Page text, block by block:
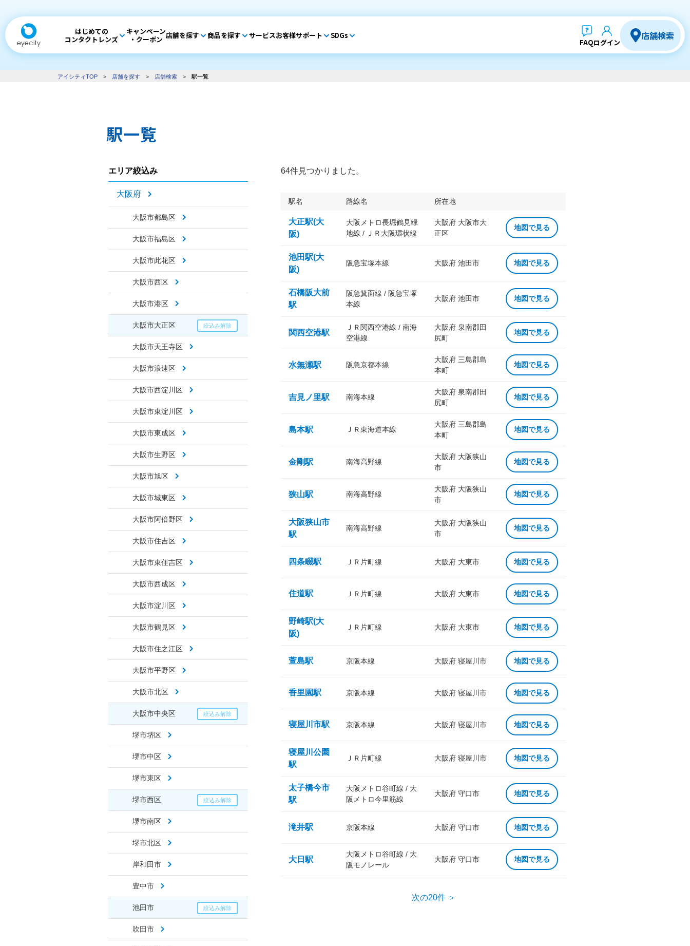
はじめての
コンタクトレンズ
キャンペーン
・クーポン 店舗を探す 商品を探す サービスお客様サポート SDGs
FAQログイン
店舗検索
アイシティTOP > 店舗を探す > 店舗検索 > 駅一覧
駅一覧
エリア絞込み
大阪府
大阪市都島区
大阪市福島区
大阪市此花区
大阪市西区
大阪市港区
大阪市大正区
大阪市天王寺区
大阪市浪速区
大阪市西淀川区
大阪市東淀川区
大阪市東成区
大阪市生野区
大阪市旭区
大阪市城東区
大阪市阿倍野区
大阪市住吉区
大阪市東住吉区
大阪市西成区
大阪市淀川区
大阪市鶴見区
大阪市住之江区
大阪市平野区
大阪市北区
大阪市中央区
堺市堺区
堺市中区
堺市東区
堺市西区
堺市南区
堺市北区
岸和田市
豊中市
池田市
吹田市
64件見つかりました。
駅名 路線名 所在地
大正駅(大
阪)
大阪メトロ長堀鶴見緑
地線 / ＪＲ大阪環状線
大阪府 大阪市大
正区
地図で見る
池田駅(大
阪)
阪急宝塚本線 大阪府 池田市 地図で見る
石橋阪大前
駅
阪急箕面線 / 阪急宝塚
本線
大阪府 池田市 地図で見る
関西空港駅
ＪＲ関西空港線 / 南海
空港線
大阪府 泉南郡田
尻町
地図で見る
水無瀬駅 阪急京都本線
大阪府 三島郡島
本町
地図で見る
吉見ノ里駅 南海本線
大阪府 泉南郡田
尻町
地図で見る
島本駅 ＪＲ東海道本線
大阪府 三島郡島
本町
地図で見る
金剛駅 南海高野線
大阪府 大阪狭山
市
地図で見る
狭山駅 南海高野線
大阪府 大阪狭山
市
地図で見る
大阪狭山市
駅
南海高野線
大阪府 大阪狭山
市
地図で見る
四条畷駅 ＪＲ片町線 大阪府 大東市 地図で見る
住道駅 ＪＲ片町線 大阪府 大東市 地図で見る
野崎駅(大
阪)
ＪＲ片町線 大阪府 大東市 地図で見る
萱島駅 京阪本線 大阪府 寝屋川市 地図で見る
香里園駅 京阪本線 大阪府 寝屋川市 地図で見る
寝屋川市駅 京阪本線 大阪府 寝屋川市 地図で見る
寝屋川公園
駅
ＪＲ片町線 大阪府 寝屋川市 地図で見る
太子橋今市
駅
大阪メトロ谷町線 / 大
阪メトロ今里筋線
大阪府 守口市 地図で見る
滝井駅 京阪本線 大阪府 守口市 地図で見る
大日駅
大阪メトロ谷町線 / 大
阪モノレール
大阪府 守口市 地図で見る
次の20件 ＞